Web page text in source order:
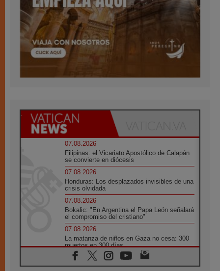
07.08.2026
Filipinas: el Vicariato Apostólico de Calapán
se convierte en diócesis
07.08.2026
Honduras: Los desplazados invisibles de una
crisis olvidada
07.08.2026
Bokalic: "En Argentina el Papa León señalará
el compromiso del cristiano"
07.08.2026
La matanza de niños en Gaza no cesa: 300
muertos en 300 días
07.08.2026
Tagle: La guerra desfigura el mundo, solo la